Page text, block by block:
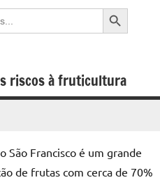
Search Button
riscos à fruticultura
Francisco é um grande
de frutas com cerca de 70%